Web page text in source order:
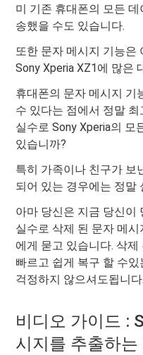
미 기존 휴대폰의 모든
송했을 수도 있습니다.
또한 문자 메시지 기능은
Sony Xperia XZ1에 많은
휴대폰의 문자 메시지 기
수 있다는 점에서 정말
실수로 Sony Xperia의 모
있습니까?
특히 가족이나 친구가 보
되어 있는 경우에는 정말
아마 당신은 지금 당신이
실수로 삭제 된 문자 메
에게 묻고 있습니다. 삭
빠르고 쉽게 복구 할 수
걱정하지 않으셔도됩니다.
비디오 가이드 :
시지를 추출하는